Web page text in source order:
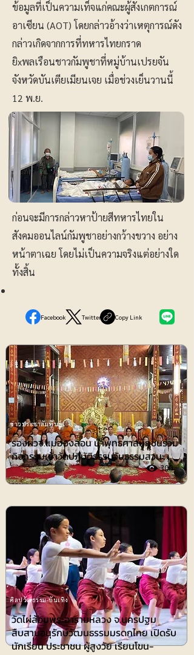
ข้อมูลที่เป็นความเท็จแก่คณะผู้สังเกตการณ์
อาเซียน (AOT) โดยกล่าวอ้างว่าเหตุการณ์ดัง
กล่าวเกิดจากการที่ทหารไทยกราด
ยิxพลเรือนชาวกัมพูชาที่หมู่บ้านเปรยจัน
จังหวัดบันเตียเมียนเจย เมื่อช่วงเย็นวานนี้
12 พ.ย.
ก่อนจะมีการกล่าวหาป้ายสีทหารไทยใน
สังคมออนไลน์กัมพูชาอย่างกว้างขวาง อย่าง
หน้าตาเฉย โดยไม่เป็นความจริงแต่อย่างใด
ทั้งสิ้น
Facebook Twitter Copy Link
รองผวจ.แม่ฮ่องสอน นำพุทธศาสนิกชนร่วม
กิจกรรมเข้าวัดปฏิบัติธรรมวันธรรมสวนะ
300
ข่าวประชาสัมพันธ์
วัดไผ่ล้อมพระอารามหลวง จ.นครปฐม
สืบสานอนุรักษ์วัฒนธรรมมรดกไทย เปิดรับ
นักเรียน ประชาชน ผู้สูงวัย เรียนโขน-
ศิลปวัฒธรรม-บันเทิง